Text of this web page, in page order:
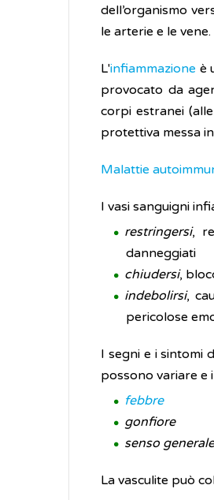
dell’organismo
le arterie e le vene.
L'infiammazione è
provocato da
corpi estranei
protettiva messa
Malattie
I vasi sanguigni
restringersi,
danneggiati
chiudersi,
indebolirsi,
pericolose
I segni e i sintomi
possono variare e
febbre
gonfiore
senso
La vasculite può